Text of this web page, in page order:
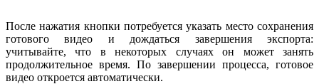
После нажатия кнопки потребуется указать место сохранения
готового видео и дождаться завершения экспорта:
учитывайте, что в некоторых случаях он может занять
продолжительное время. По завершении процесса, готовое
видео откроется автоматически.